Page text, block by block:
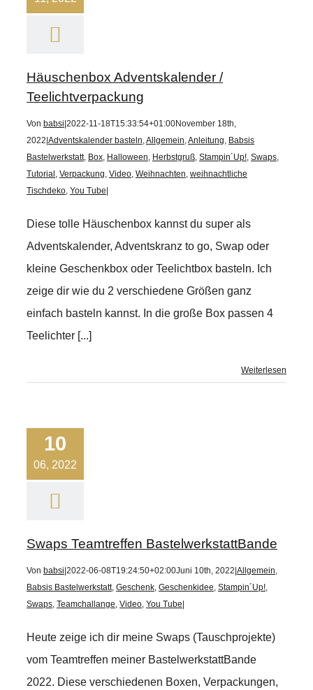
Häuschenbox Adventskalender /
Teelichtverpackung
Von babsi 2022-11-18T15:33:54+01:00November 18th,
2022 Adventskalender basteln,Allgemein,Anleitung, Babsis
Bastelwerkstatt, Box, Halloween, Herbstgruß, Stampin´Up!, Swaps,
Tutorial , Verpackung, Video, Weihnachten, weihnachtliche
Tischdeko, You Tube
Diese tolle Häuschenbox kannst du super als
Adventskalender, Adventskranz to go, Swap oder
kleine Geschenkbox oder Teelichtbox basteln. Ich
zeige dir wie du 2 verschiedene Größen ganz
einfach basteln kannst. In die große Box passen 4
Teelichter [...]
Weiterlesen
10
06, 2022
Swaps Teamtreffen BastelwerkstattBande
Von babsi 2022-06-08T19:24:50+02:00Juni 10th, 2022 Allgemein,
Babsis Bastelwerkstatt, Geschenk, Geschenkidee, Stampin´Up!,
Swaps, Teamchallange, Video, You Tube
Heute zeige ich dir meine Swaps (Tauschprojekte)
vom Teamtreffen meiner BastelwerkstattBande
2022. Diese verschiedenen Boxen, Verpackungen,